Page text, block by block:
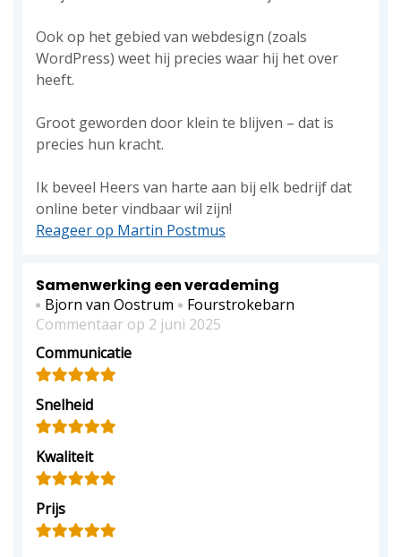
Ook op het gebied van webdesign (zoals
WordPress) weet hij precies waar hij het over
heeft.
Groot geworden door klein te blijven – dat is
precies hun kracht.
Ik beveel Heers van harte aan bij elk bedrijf dat
online beter vindbaar wil zijn!
Reageer op Martin Postmus
Samenwerking een verademing
Bjorn van Oostrum
Fourstrokebarn
Commentaar op 2 juni 2025
Communicatie
Snelheid
Kwaliteit
Prijs